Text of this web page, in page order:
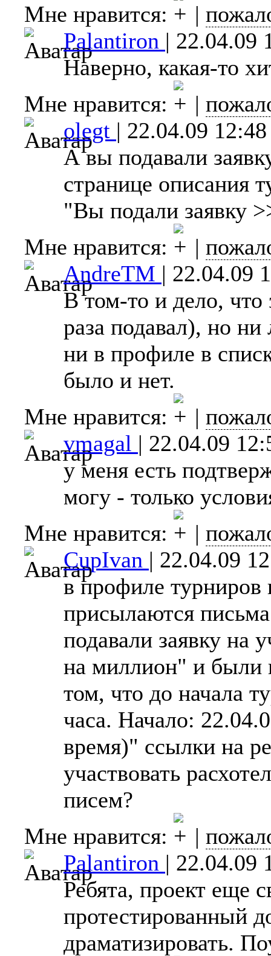
Мне нравится:
|
Palantiron | 22.04.09
Наверно, какая-то
Мне нравится:
|
olegt | 22.04.09 12:48
А вы подавали
странице описания
"Вы подали заявку
Мне нравится:
|
AndreTM | 22.04.09
В том-то и дело, что
раза подавал), но
ни в профиле в
было и нет.
Мне нравится:
|
vmagal | 22.04.09
у меня есть
могу - только
Мне нравится:
|
CupIvan | 22.04.09
в профиле турниров
присылаются
подавали заявку на
на миллион" и были
том, что до начала
часа. Начало:
время)" ссылки на
участвовать
писем?
Мне нравится:
|
Palantiron | 22.04.09
Ребята, проект еще
протестированный
драматизировать.